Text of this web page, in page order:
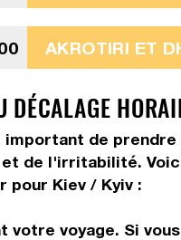
AKROTIRI ET
DÉCALAGE
important de
de l'irritabilité.
pour Kiev / Kyiv :
votre voyage. Si